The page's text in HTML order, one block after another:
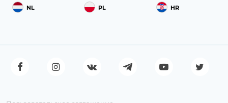
NL PL HR